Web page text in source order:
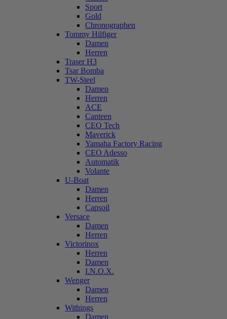
Sport
Gold
Chronographen
Tommy Hilfiger
Damen
Herren
Traser H3
Tsar Bomba
TW-Steel
Damen
Herren
ACE
Canteen
CEO Tech
Maverick
Yamaha Factory Racing
CEO Adesso
Automatik
Volante
U-Boat
Damen
Herren
Capsoil
Versace
Damen
Herren
Victorinox
Herren
Damen
I.N.O.X.
Wenger
Damen
Herren
Withings
Damen